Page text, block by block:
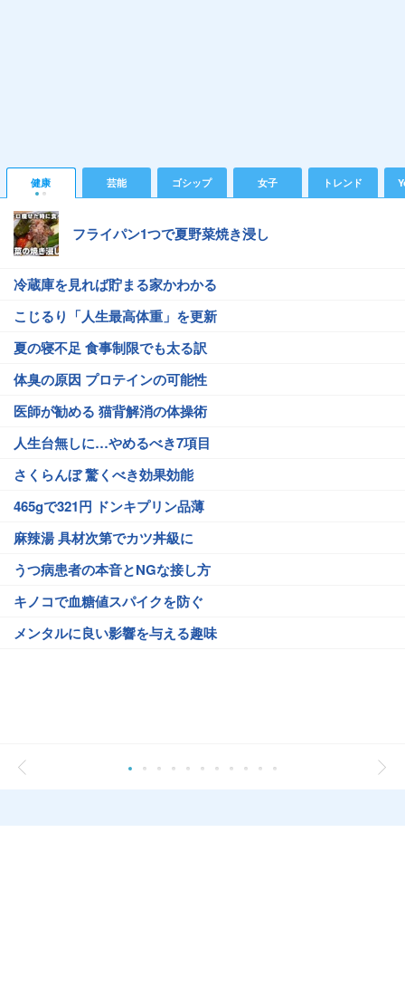
健康 芸能 ゴシップ 女子 トレンド
フライパン1つで夏野菜焼き浸し
冷蔵庫を見れば貯まる家かわかる
こじるり「人生最高体重」を更新
夏の寝不足 食事制限でも太る訳
体臭の原因 プロテインの可能性
医師が勧める 猫背解消の体操術
人生台無しに…やめるべき7項目
さくらんぼ 驚くべき効果効能
465gで321円 ドンキプリン品薄
麻辣湯 具材次第でカツ丼級に
うつ病患者の本音とNGな接し方
キノコで血糖値スパイクを防ぐ
メンタルに良い影響を与える趣味